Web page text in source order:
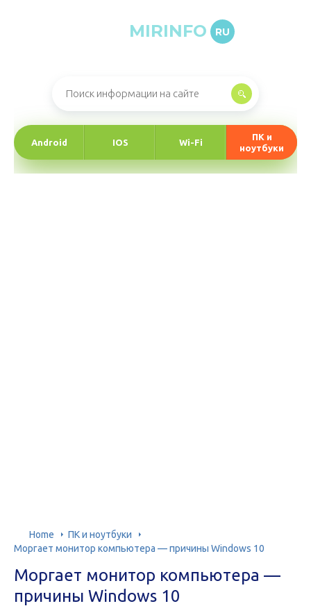
MIRINFO RU
Android IOS Wi-Fi
ПК и
ноутбуки
Home
ПК и ноутбуки
Моргает монитор компьютера — причины Windows 10
Моргает монитор компьютера —
причины Windows 10